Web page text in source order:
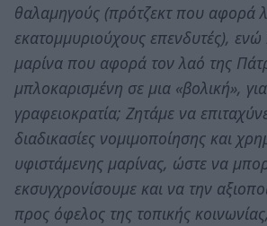
θαλαμηγούς (πρότζεκτ που αφορά
εκατομμυριούχους επενδυτές), ενώ
μαρίνα που αφορά τον λαό της
μπλοκαρισμένη σε μια «βολική»,
γραφειοκρατία; Ζητάμε να
διαδικασίες νομιμοποίησης και
υφιστάμενης μαρίνας, ώστε να
εκσυγχρονίσουμε και να την
προς όφελος της τοπικής